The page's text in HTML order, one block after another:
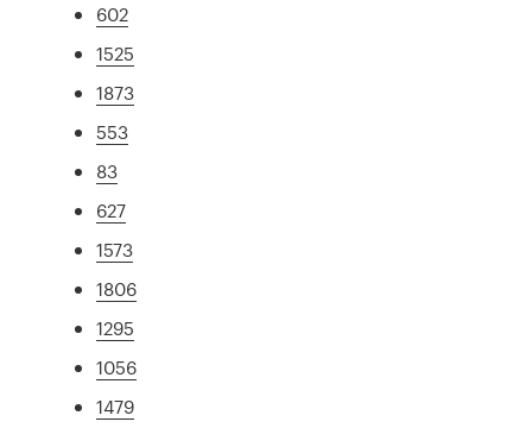
602
1525
1873
553
83
627
1573
1806
1295
1056
1479